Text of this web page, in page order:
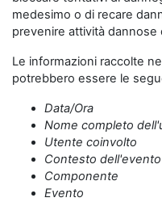
medesimo o di recare
prevenire attività
Le informazioni raccolte
potrebbero essere le
Data/Ora
Nome completo
Utente coinvolto
Contesto dell'evento
Componente
Evento